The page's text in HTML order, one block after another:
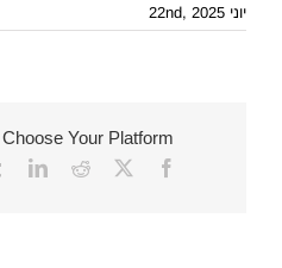
יוני 22nd, 2025
Your Platform!
Facebook
X
Reddit